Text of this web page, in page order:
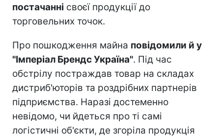
постачанні своєї продукції до
торговельних точок.
Про пошкодження майна повідомили й у
"Імперіал Брендс Україна". Під час
обстрілу постраждав товар на складах
дистриб'юторів та роздрібних партнерів
підприємства. Наразі достеменно
невідомо, чи йдеться про ті самі
логістичні об'єкти, де згоріла продукція